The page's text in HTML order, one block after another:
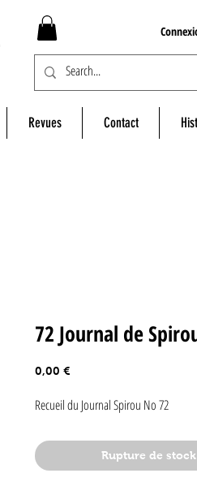
Revues Contact
72 Journal de
0,00 €
Recueil du Journal Spirou No 72
Rupture de stock